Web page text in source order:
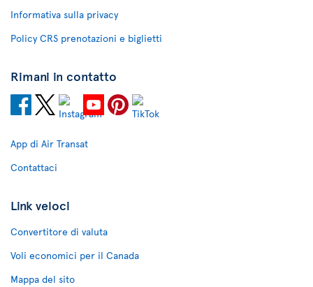
Informativa sulla privacy
Policy CRS prenotazioni e biglietti
Rimani in contatto
App di Air Transat
Contattaci
Link veloci
Convertitore di valuta
Voli economici per il Canada
Mappa del sito